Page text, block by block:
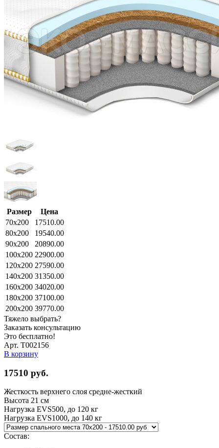
Размер
Цена
70x200
17510.00
80x200
19540.00
90x200
20890.00
100x200 22900.00
120x200 27590.00
140x200 31350.00
160x200 34020.00
180x200 37100.00
200x200 39770.00
Тяжело выбрать?
Заказать консультацию
Это бесплатно!
Арт. Т002156
В корзину
17510 руб.
Жесткость верхнего слоя средне-жесткий
Высота 21 см
Нагрузка EVS500, до 120 кг
Нагрузка EVS1000, до 140 кг
Состав: